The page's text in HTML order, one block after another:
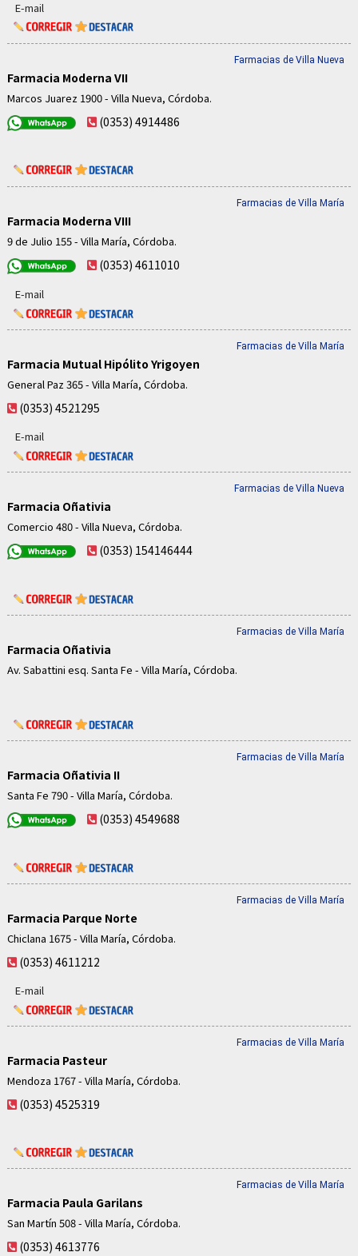
E-mail
Farmacias de Villa Nueva
Farmacia Moderna VII
Marcos Juarez 1900 - Villa Nueva, Córdoba.
(0353) 4914486
Farmacias de Villa María
Farmacia Moderna VIII
9 de Julio 155 - Villa María, Córdoba.
(0353) 4611010
E-mail
Farmacias de Villa María
Farmacia Mutual Hipólito Yrigoyen
General Paz 365 - Villa María, Córdoba.
(0353) 4521295
E-mail
Farmacias de Villa Nueva
Farmacia Oñativia
Comercio 480 - Villa Nueva, Córdoba.
(0353) 154146444
Farmacias de Villa María
Farmacia Oñativia
Av. Sabattini esq. Santa Fe - Villa María, Córdoba.
Farmacias de Villa María
Farmacia Oñativia II
Santa Fe 790 - Villa María, Córdoba.
(0353) 4549688
Farmacias de Villa María
Farmacia Parque Norte
Chiclana 1675 - Villa María, Córdoba.
(0353) 4611212
E-mail
Farmacias de Villa María
Farmacia Pasteur
Mendoza 1767 - Villa María, Córdoba.
(0353) 4525319
Farmacias de Villa María
Farmacia Paula Garilans
San Martín 508 - Villa María, Córdoba.
(0353) 4613776